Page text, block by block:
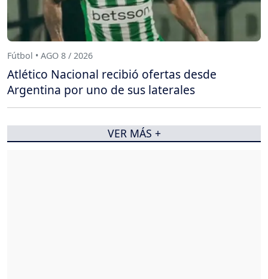
Fútbol • AGO 8 / 2026
Atlético Nacional recibió ofertas desde
Argentina por uno de sus laterales
VER MÁS +